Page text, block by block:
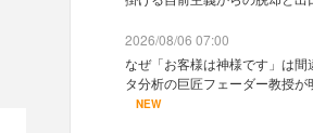
2026/08/06 07:00
なぜ「お客様は神様です」は
タ分析の巨匠フェーダー教授
NEW